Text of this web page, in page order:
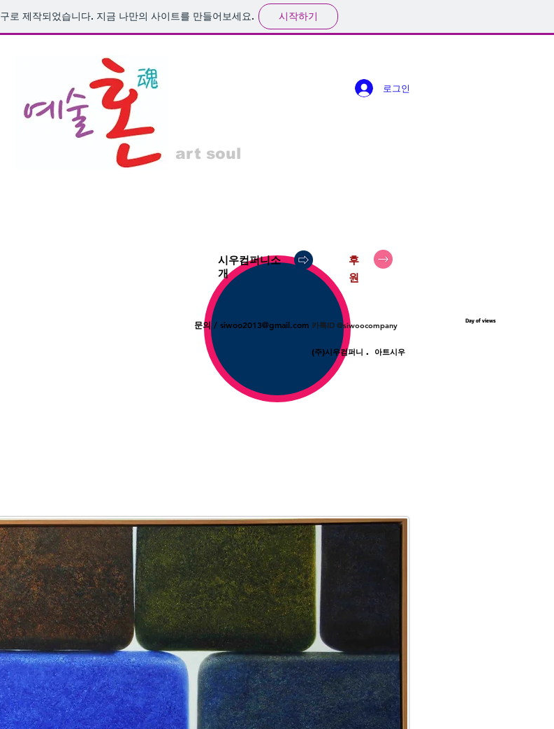
로 제작되었습니다. 지금 나만의 사이트를 만들어보세요. 시작하기
art soul
로그인
시우컴퍼니소
개
후
원
문의 / siwoo2013@gmail.com 카톡ID @siwoocompany Day of views
(주)시우컴퍼니 . 아트시우